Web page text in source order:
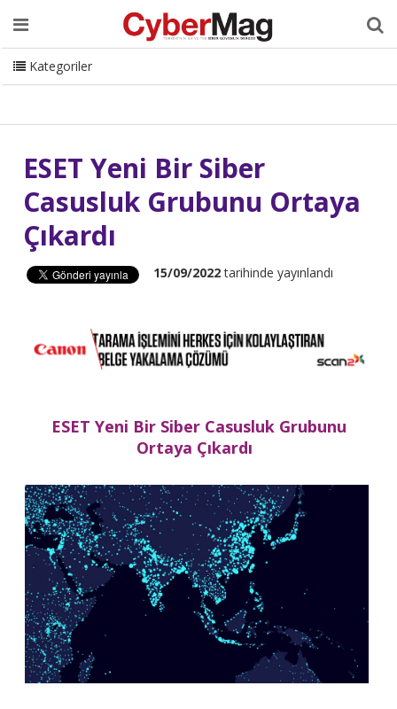
Ana Sayfa Hakkımızda Dergi Editörden
Danışmanlık
ISC Turkey Sizden Gelenler
İletişim
CyberMag Logo
Kategoriler
ESET Yeni Bir Siber
Casusluk Grubunu Ortaya
Çıkardı
15/09/2022tarihinde yayınlandı
ESET Yeni Bir Siber Casusluk Grubunu
Ortaya Çıkardı